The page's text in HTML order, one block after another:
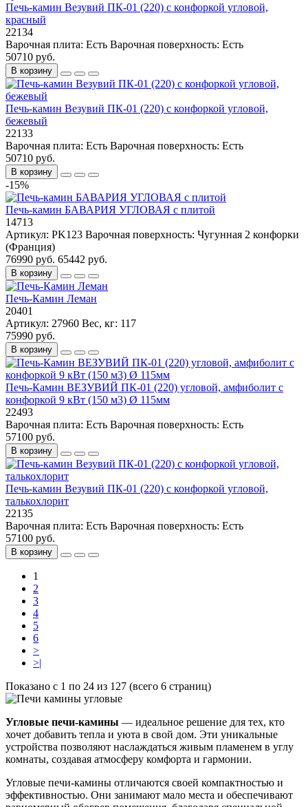
Печь-камин Везувий ПК-01 (220) с конфоркой угловой,
красный
22134
Варочная плита: Есть Варочная поверхность: Есть
50710 руб.
В корзину
Печь-камин Везувий ПК-01 (220) с конфоркой угловой,
бежевый
22133
Варочная плита: Есть Варочная поверхность: Есть
50710 руб.
В корзину
-15%
Печь-камин БАВАРИЯ УГЛОВАЯ с плитой
14713
Артикул: PK123 Варочная поверхность: Чугунная 2 конфорки
(Франция)
76990 руб. 65442 руб.
В корзину
Печь-Камин Леман
20401
Артикул: 27960 Вес, кг: 117
75990 руб.
В корзину
Печь-Камин ВЕЗУВИЙ ПК-01 (220) угловой, амфиболит с
конфоркой 9 кВт (150 м3) Ø 115мм
22493
Варочная плита: Есть Варочная поверхность: Есть
57100 руб.
В корзину
Печь-камин Везувий ПК-01 (220) с конфоркой угловой,
талькохлорит
22135
Варочная плита: Есть Варочная поверхность: Есть
57100 руб.
В корзину
1
2
3
4
5
6
>
>|
Показано с 1 по 24 из 127 (всего 6 страниц)
Угловые печи-камины — идеальное решение для тех, кто
хочет добавить тепла и уюта в свой дом. Эти уникальные
устройства позволяют наслаждаться живым пламенем в углу
комнаты, создавая атмосферу комфорта и гармонии.
Угловые печи-камины отличаются своей компактностью и
эффективностью. Они занимают мало места и обеспечивают